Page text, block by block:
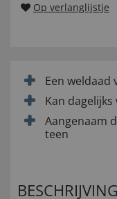
Op verlanglijstje
Een weldaad
Kan
Aangenaam
teen
BESCHRIJVING